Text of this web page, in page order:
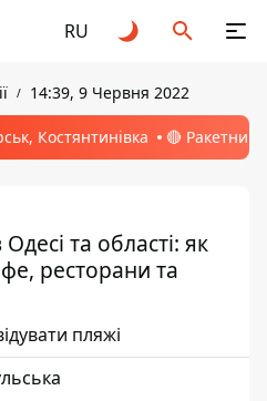
RU
14:39, 9 Червня 2022
Костянтинівка 🔴 Ракетний
та області: як
ресторани та
пляжі